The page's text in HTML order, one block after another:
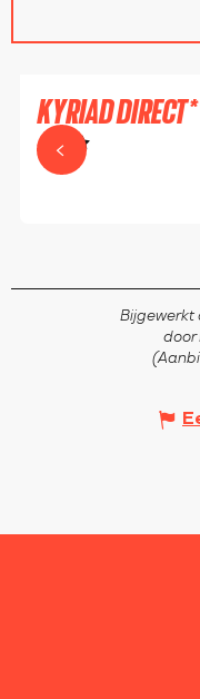
58€
KYRIAD
Bijgewerkt
door